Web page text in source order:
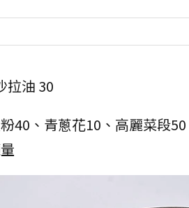
拉油 30
40、青蔥花10、高麗菜段